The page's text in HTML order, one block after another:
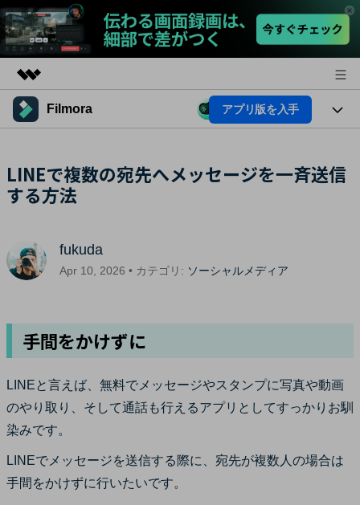
製品
ユーティリティ
概要
ソリューション
企業情報
サポート
Filmora アプリ版を入手
プラットフォーム
AI機能
AIヒント
活用法
Filmoraのユーザー層
動画編集のコツ
サポート
サポート
カスタマーサポート
ブランド紹介
購入する ログイン
検索
LINEで複数の宛先へメッセージを一斉送信
する方法
fukuda
Apr 10, 2026 • カテゴリ: ソーシャルメディア
手間をかけずに
LINEと言えば、無料でメッセージやスタンプに写真や動画
のやり取り、そして通話も行えるアプリとしてすっかりお馴
染みです。
LINEでメッセージを送信する際に、宛先が複数人の場合は
手間をかけずに行いたいです。